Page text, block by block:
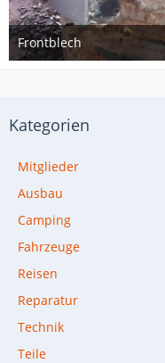
Frontblech
19. Juni 2018
Kategorien
Mitglieder
Ausbau
Camping
Fahrzeuge
Reisen
Reparatur
Technik
Teile